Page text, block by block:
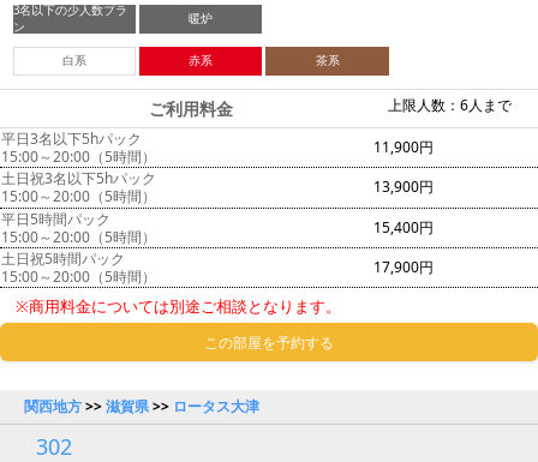
3名以下の少人数プラ
ン
暖炉
白系 赤系 茶系
上限人数：6人まで
ご利用料金
平日3名以下5hパック
15:00～20:00（5時間）
11,900円
土日祝3名以下5hパック
15:00～20:00（5時間）
13,900円
平日5時間パック
15:00～20:00（5時間）
15,400円
土日祝5時間パック
15:00～20:00（5時間）
17,900円
※商用料金については別途ご相談となります。
この部屋を予約する
関西地方>>滋賀県>> ロータス大津
302